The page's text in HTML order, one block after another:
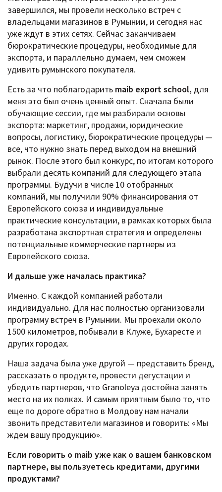
завершился, мы провели несколько встреч с
владельцами магазинов в Румынии, и сегодня нас
уже ждут в этих сетях. Сейчас заканчиваем
бюрократические процедуры, необходимые для
экспорта, и параллельно думаем, чем сможем
удивить румынского покупателя.
Есть за что поблагодарить maib export school, для
меня это был очень ценный опыт. Сначала были
обучающие сессии, где мы разбирали основы
экспорта: маркетинг, продажи, юридические
вопросы, логистику, бюрократические процедуры —
все, что нужно знать перед выходом на внешний
рынок. После этого был конкурс, по итогам которого
выбрали десять компаний для следующего этапа
программы. Будучи в числе 10 отобранных
компаний, мы получили 90% финансирования от
Европейского союза и индивидуальные
практические консультации, в рамках которых была
разработана экспортная стратегия и определены
потенциальные коммерческие партнеры из
Европейского союза.
И дальше уже началась практика?
Именно. С каждой компанией работали
индивидуально. Для нас полностью организовали
программу встреч в Румынии. Мы проехали около
1500 километров, побывали в Клуже, Бухаресте и
других городах.
Наша задача была уже другой — представить бренд,
рассказать о продукте, провести дегустации и
убедить партнеров, что Granoleya достойна занять
место на их полках. И самым приятным было то, что
еще по дороге обратно в Молдову нам начали
звонить представители магазинов и говорить: «Мы
ждем вашу продукцию».
Если говорить о maib уже как о вашем банковском
партнере, вы пользуетесь кредитами, другими
продуктами?